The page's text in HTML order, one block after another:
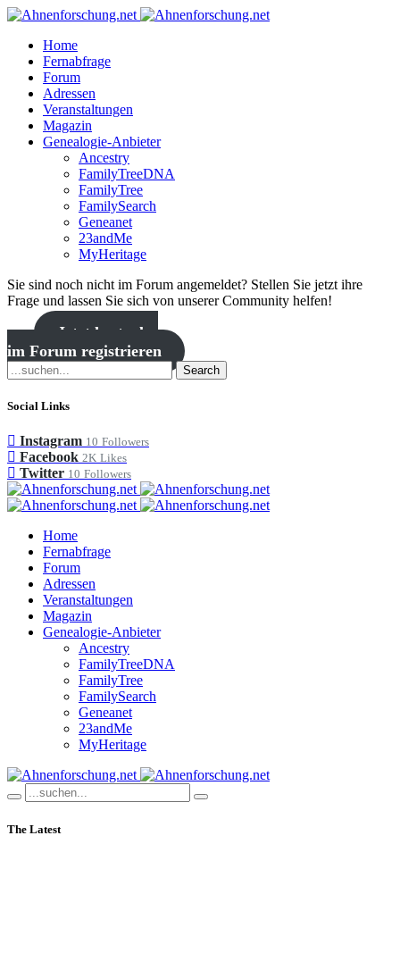
Home
Fernabfrage
Forum
Adressen
Veranstaltungen
Magazin
Genealogie-Anbieter
Ancestry
FamilyTreeDNA
FamilyTree
FamilySearch
Geneanet
23andMe
MyHeritage
Sie sind noch nicht im Forum angemeldet? Stellen Sie jetzt ihre
Frage und lassen Sie sich von unserer Community helfen!
Jetzt kostenlos
im Forum registrieren
Search
Social Links
Instagram 10 Followers
Facebook 2K Likes
Twitter 10 Followers
Home
Fernabfrage
Forum
Adressen
Veranstaltungen
Magazin
Genealogie-Anbieter
Ancestry
FamilyTreeDNA
FamilyTree
FamilySearch
Geneanet
23andMe
MyHeritage
The Latest